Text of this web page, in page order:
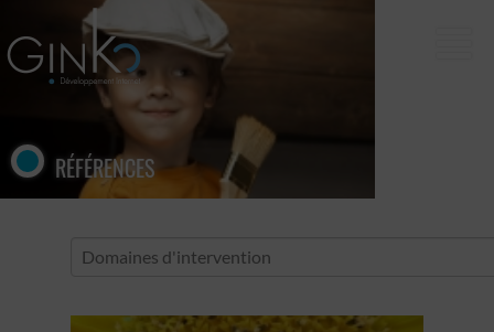
RÉFÉRENCES
Domaines d'intervention